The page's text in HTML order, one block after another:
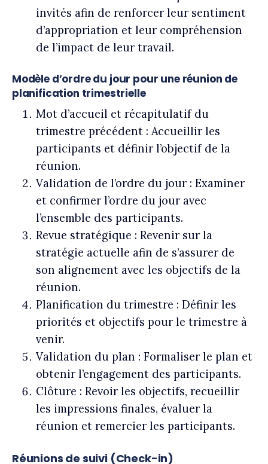
invités afin de renforcer leur sentiment
d’appropriation et leur compréhension
de l’impact de leur travail.
Modèle d’ordre du jour pour une réunion de
planification trimestrielle
Mot d’accueil et récapitulatif du
trimestre précédent : Accueillir les
participants et définir l’objectif de la
réunion.
Validation de l’ordre du jour : Examiner
et confirmer l’ordre du jour avec
l’ensemble des participants.
Revue stratégique : Revenir sur la
stratégie actuelle afin de s’assurer de
son alignement avec les objectifs de la
réunion.
Planification du trimestre : Définir les
priorités et objectifs pour le trimestre à
venir.
Validation du plan : Formaliser le plan et
obtenir l’engagement des participants.
Clôture : Revoir les objectifs, recueillir
les impressions finales, évaluer la
réunion et remercier les participants.
Réunions de suivi (Check-in)